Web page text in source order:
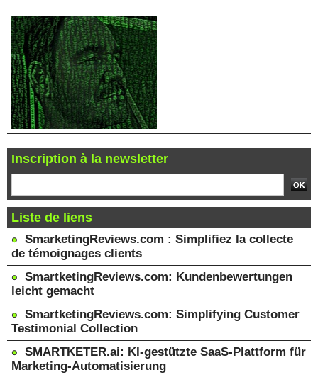
Inscription à la newsletter
Liste de liens
SmarketingReviews.com : Simplifiez la collecte
de témoignages clients
SmartketingReviews.com: Kundenbewertungen
leicht gemacht
SmartketingReviews.com: Simplifying Customer
Testimonial Collection
SMARTKETER.ai: KI-gestützte SaaS-Plattform für
Marketing-Automatisierung